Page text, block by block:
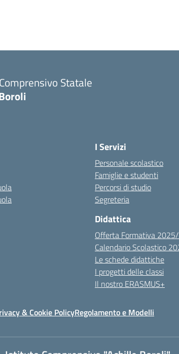
Statale
I Servizi
Personale scolastico
Famiglie e studenti
Percorsi di studio
Segreteria
Didattica
Offerta Formativa
Calendario Scolastico
Le schede didattiche
I progetti delle classi
Il nostro ERASMUS+
& Cookie PolicyRegolamento e Modelli